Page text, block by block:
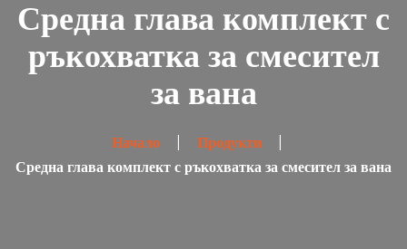
Средна глава комплект с
ръкохватка за смесител
за вана
Начало
Продукти
Средна глава комплект с ръкохватка за смесител за вана